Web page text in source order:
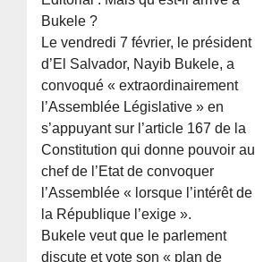
Bukele ?
Le vendredi 7 février, le président
d’El Salvador, Nayib Bukele, a
convoqué « extraordinairement
l’Assemblée Législative » en
s’appuyant sur l’article 167 de la
Constitution qui donne pouvoir au
chef de l’Etat de convoquer
l’Assemblée « lorsque l’intérêt de
la République l’exige ».
Bukele veut que le parlement
discute et vote son « plan de